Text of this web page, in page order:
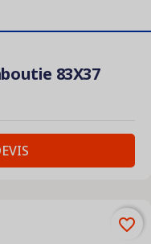
83X37
favorite_border